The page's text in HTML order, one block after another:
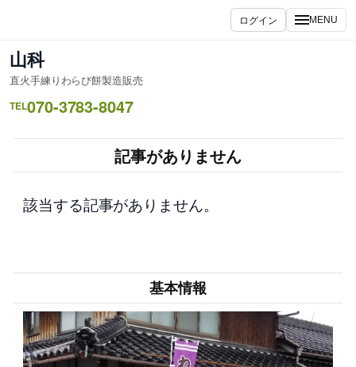
ス
キ
ッ
ログイン MENU
山科
直火手練りわらび餅製造販売
TEL070-3783-8047
記事がありません
該当する記事がありません。
基本情報